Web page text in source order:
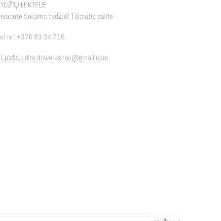
LENTELĖ
tinkamo dydžio? Teirautis galite -
nr.: +370 83 34 716
paštu: dite.ddworkshop@gmail.com